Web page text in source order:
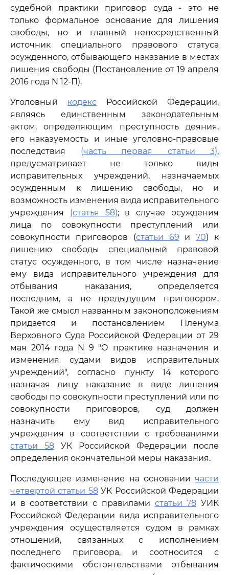
судебной практики приговор суда - это не
только формальное основание для лишения
свободы, но и главный непосредственный
источник специального правового статуса
осужденного, отбывающего наказание в местах
лишения свободы (Постановление от 19 апреля
2016 года N 12-П).
Уголовный кодекс Российской Федерации,
являясь единственным законодательным
актом, определяющим преступность деяния,
его наказуемость и иные уголовно-правовые
последствия (часть первая статьи 3),
предусматривает не только виды
исправительных учреждений, назначаемых
осужденным к лишению свободы, но и
возможность изменения вида исправительного
учреждения (статья 58); в случае осуждения
лица по совокупности преступлений или
совокупности приговоров (статьи 69 и70) к
лишению свободы специальный правовой
статус осужденного, в том числе назначение
ему вида исправительного учреждения для
отбывания наказания, определяется
последним, а не предыдущим приговором.
Такой же смысл названным законоположениям
придается и постановлением Пленума
Верховного Суда Российской Федерации от 29
мая 2014 года N 9 "О практике назначения и
изменения судами видов исправительных
учреждений", согласно пункту 14 которого
назначая лицу наказание в виде лишения
свободы по совокупности преступлений или по
совокупности приговоров, суд должен
назначить ему вид исправительного
учреждения в соответствии с требованиями
статьи 58 УК Российской Федерации после
определения окончательной меры наказания.
Последующее изменение на основании части
четвертой статьи 58УК Российской Федерации
и в соответствии с правилами статьи 78 УИК
Российской Федерации вида исправительного
учреждения осуществляется судом в рамках
отношений, связанных с исполнением
последнего приговора, и соотносится с
фактическими обстоятельствами отбывания